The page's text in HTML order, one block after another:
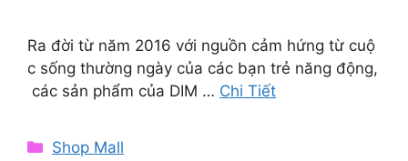
Ra đời từ năm 2016 với nguồn cảm hứng từ cuộ
c sống thường ngày của các bạn trẻ năng động,
các sản phẩm của DIM … Chi Tiết
Categories
Shop Mall